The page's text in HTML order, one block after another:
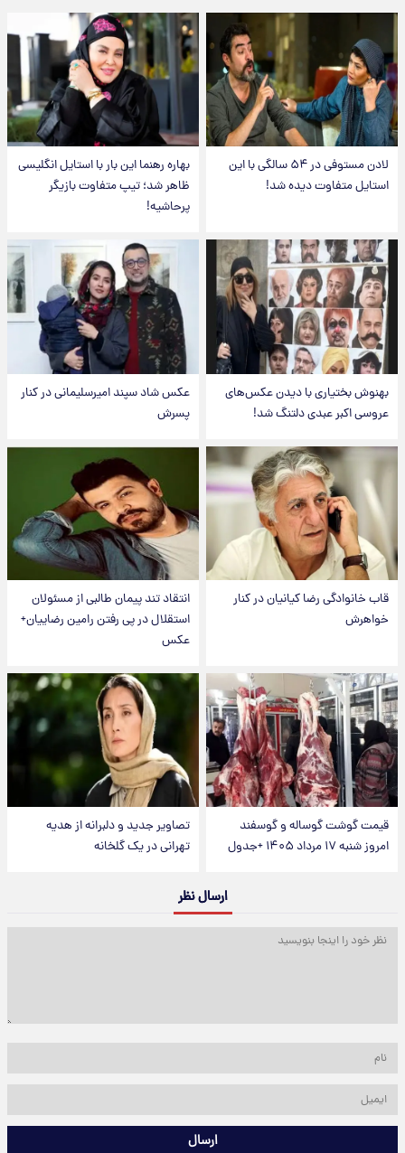
لادن مستوفی در ۵۴ سالگی با این
استایل متفاوت دیده شد!
بهاره رهنما این بار با استایل انگلیسی
ظاهر شد؛ تیپ متفاوت بازیگر
پرحاشیه!
بهنوش بختیاری با دیدن عکس‌های
عروسی اکبر عبدی دلتنگ شد!
عکس شاد سپند امیرسلیمانی در کنار
پسرش
قاب خانوادگی رضا کیانیان در کنار
خواهرش
انتقاد تند پیمان طالبی از مسئولان
استقلال در پی رفتن رامین رضاییان+
عکس
قیمت گوشت گوساله و گوسفند
امروز شنبه ۱۷ مرداد ۱۴۰۵ +جدول
تصاویر جدید و دلبرانه از هدیه
تهرانی در یک گلخانه
ارسال نظر
ارسال